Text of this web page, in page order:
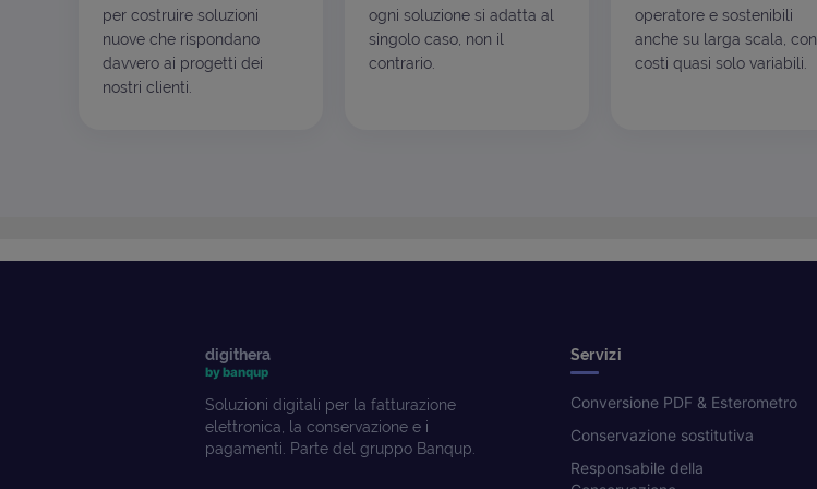
per costruire soluzioni
nuove che rispondano
davvero ai progetti dei
nostri clienti.
ogni soluzione si adatta al
singolo caso, non il
contrario.
operatore e sostenibili
anche su larga scala, con
costi quasi solo variabili.
digithera
by banqup
Soluzioni digitali per la fatturazione
elettronica, la conservazione e i
pagamenti. Parte del gruppo Banqup.
Servizi
Conversione PDF & Esterometro
Conservazione sostitutiva
Responsabile della